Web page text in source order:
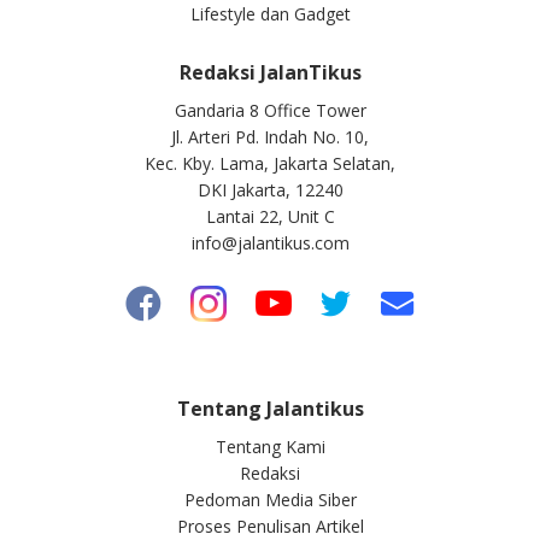
Lifestyle dan Gadget
Redaksi JalanTikus
Gandaria 8 Office Tower
Jl. Arteri Pd. Indah No. 10,
Kec. Kby. Lama, Jakarta Selatan,
DKI Jakarta, 12240
Lantai 22, Unit C
info@jalantikus.com
Tentang Jalantikus
Tentang Kami
Redaksi
Pedoman Media Siber
Proses Penulisan Artikel